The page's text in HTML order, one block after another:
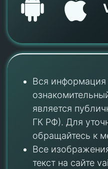
Вся информация
является
ГК РФ). Для
обращайтесь к
Все
текст на сайте